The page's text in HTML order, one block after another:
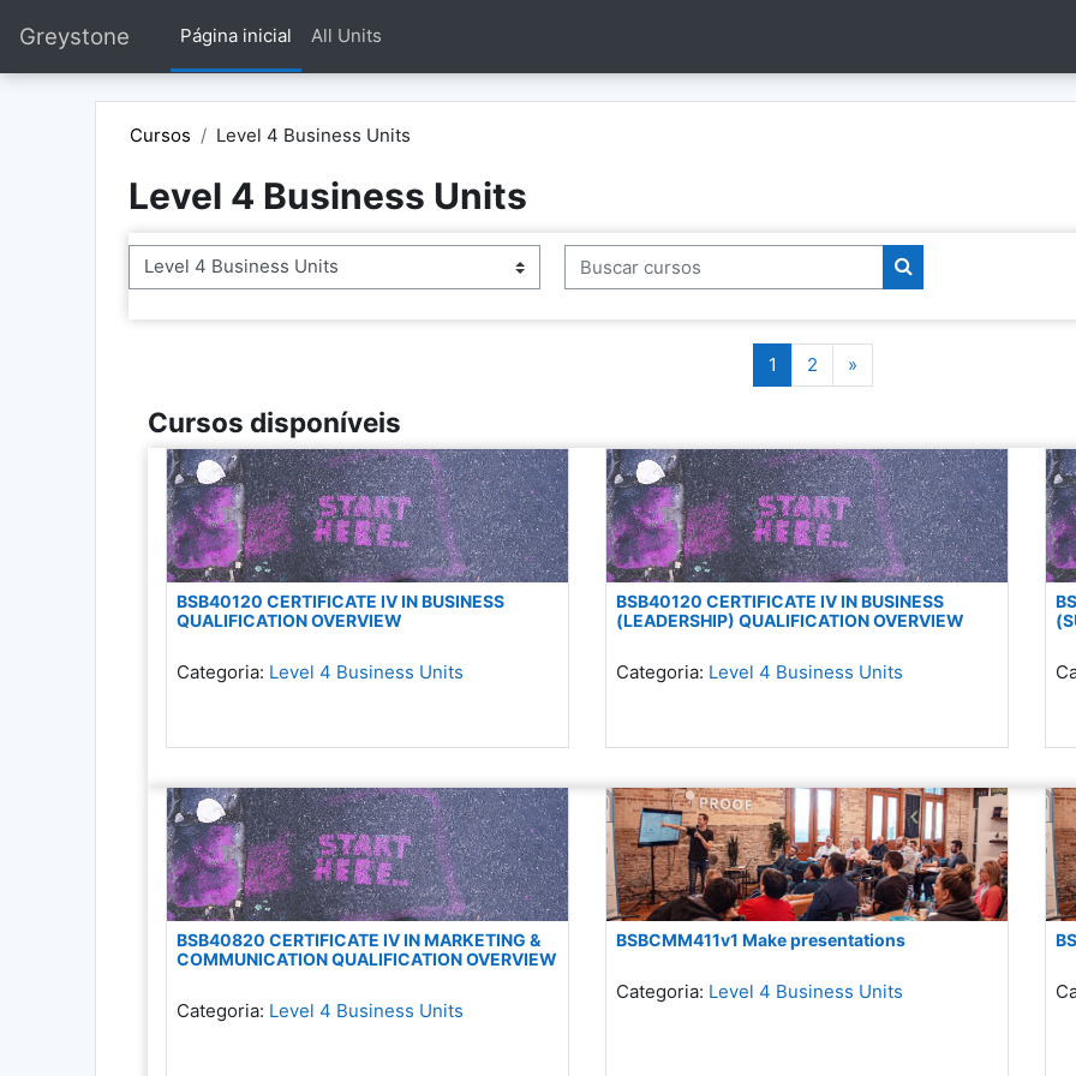
Greystone Página inicial All Units
Cursos Level 4 Business Units
Level 4 Business Units
Categorias de Cursos
Buscar cursos
Buscar cursos
1 Página 1
2 Página 2
»
Cursos disponíveis
BSB40120 CERTIFICATE IV IN BUSINESS
QUALIFICATION OVERVIEW
Categoria: Level 4 Business Units
BSB40120 CERTIFICATE IV IN BUSINESS
(LEADERSHIP) QUALIFICATION OVERVIEW
Categoria: Level 4 Business Units
BSB40820 CERTIFICATE IV IN MARKETING &
COMMUNICATION QUALIFICATION OVERVIEW
Categoria: Level 4 Business Units
BSBCMM411v1 Make presentations
Categoria: Level 4 Business Units